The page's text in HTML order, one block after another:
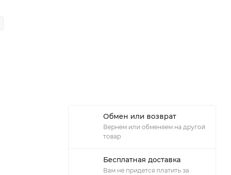
Обмен или возврат
Вернем или обменяем на другой
товар
Бесплатная доставка
Вам не придется платить за